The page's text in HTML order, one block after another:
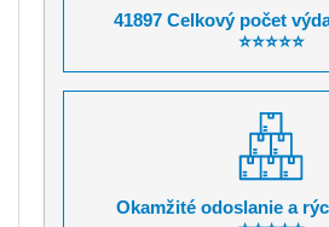
41897 Celkový počet
⭐⭐⭐⭐⭐
Okamžité odoslanie a